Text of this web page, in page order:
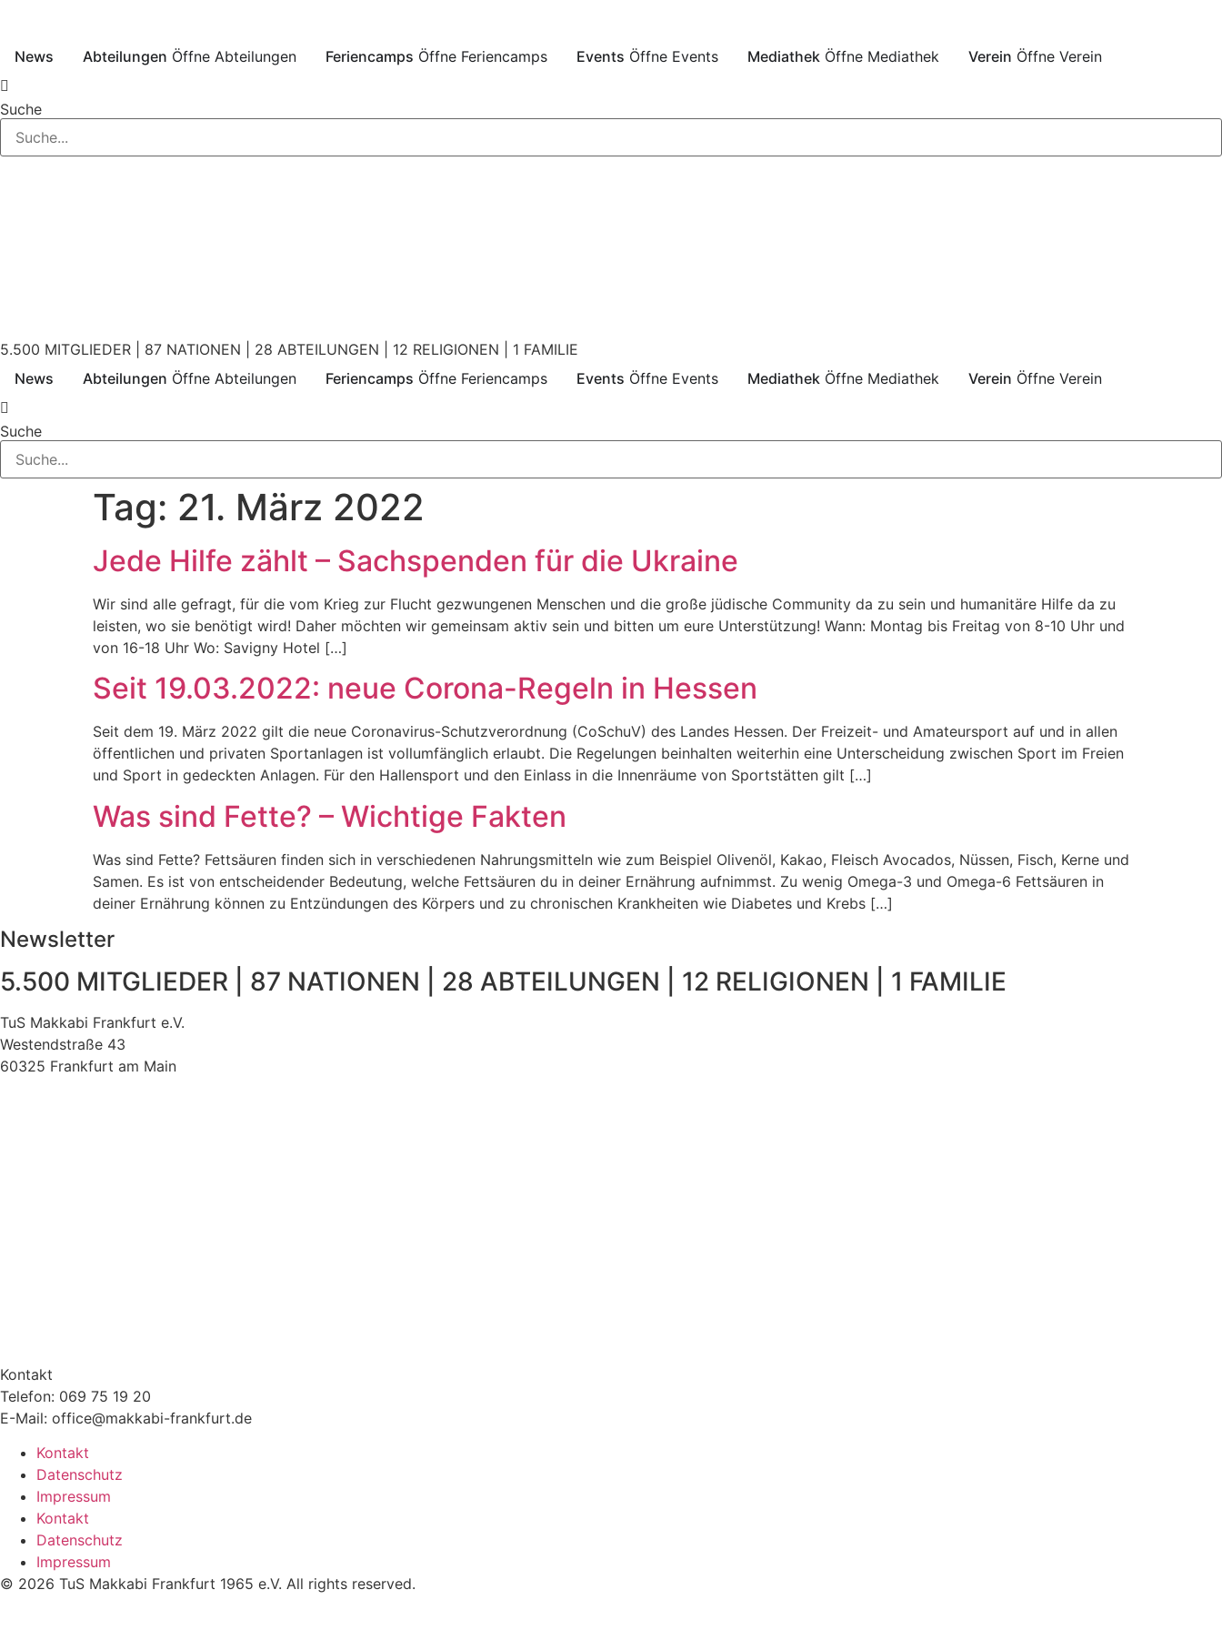
News Abteilungen Öffne Abteilungen Feriencamps Öffne Feriencamps Events Öffne Events Mediathek Öffne Mediathek Verein Öffne Verein
Suche
5.500 MITGLIEDER | 87 NATIONEN | 28 ABTEILUNGEN | 12 RELIGIONEN | 1 FAMILIE
News
Abteilungen Öffne Abteilungen Feriencamps Öffne Feriencamps Events Öffne Events Mediathek Öffne Mediathek Verein Öffne Verein
Suche
Tag: 21. März 2022
Jede Hilfe zählt – Sachspenden für die Ukraine
Wir sind alle gefragt, für die vom Krieg zur Flucht gezwungenen Menschen und die große jüdische Community da zu sein und humanitäre Hilfe da zu
leisten, wo sie benötigt wird! Daher möchten wir gemeinsam aktiv sein und bitten um eure Unterstützung! Wann: Montag bis Freitag von 8-10 Uhr und
von 16-18 Uhr Wo: Savigny Hotel […]
Seit 19.03.2022: neue Corona-Regeln in Hessen
Seit dem 19. März 2022 gilt die neue Coronavirus-Schutzverordnung (CoSchuV) des Landes Hessen. Der Freizeit- und Amateursport auf und in allen
öffentlichen und privaten Sportanlagen ist vollumfänglich erlaubt. Die Regelungen beinhalten weiterhin eine Unterscheidung zwischen Sport im Freien
und Sport in gedeckten Anlagen. Für den Hallensport und den Einlass in die Innenräume von Sportstätten gilt […]
Was sind Fette? – Wichtige Fakten
Was sind Fette? Fettsäuren finden sich in verschiedenen Nahrungsmitteln wie zum Beispiel Olivenöl, Kakao, Fleisch Avocados, Nüssen, Fisch, Kerne und
Samen. Es ist von entscheidender Bedeutung, welche Fettsäuren du in deiner Ernährung aufnimmst. Zu wenig Omega-3 und Omega-6 Fettsäuren in
deiner Ernährung können zu Entzündungen des Körpers und zu chronischen Krankheiten wie Diabetes und Krebs […]
Newsletter
5.500 MITGLIEDER | 87 NATIONEN | 28 ABTEILUNGEN | 12 RELIGIONEN | 1 FAMILIE
TuS Makkabi Frankfurt e.V.
Westendstraße 43
60325 Frankfurt am Main
Kontakt
Telefon: 069 75 19 20
E-Mail: office@makkabi-frankfurt.de
Kontakt
Datenschutz
Impressum
Kontakt
Datenschutz
Impressum
© 2026 TuS Makkabi Frankfurt 1965 e.V. All rights reserved.